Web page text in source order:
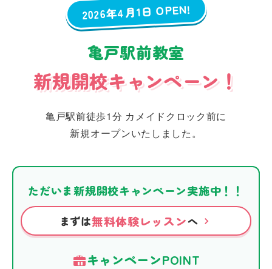
2026年4月1日 OPEN!
亀戸駅前教室
新規開校キャンペーン！
亀戸駅前徒歩1分 カメイドクロック前に
新規オープンいたしました。
ただいま新規開校キャンペーン実施中！！
まずは無料体験レッスンへ
キャンペーンPOINT